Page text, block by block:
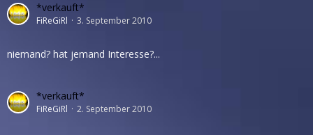
*verkauft*
FiReGiRl 3. September 2010
niemand? hat jemand Interesse?...
*verkauft*
FiReGiRl 2. September 2010